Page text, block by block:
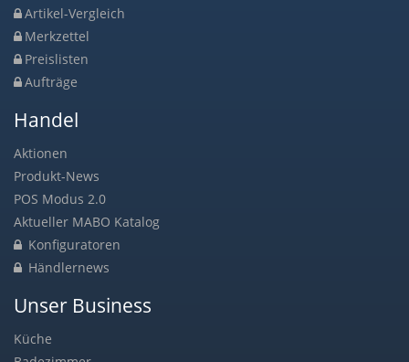
Artikel-Vergleich
Merkzettel
Preislisten
Aufträge
Handel
Aktionen
Produkt-News
POS Modus 2.0
Aktueller MABO Katalog
Konfiguratoren
Händlernews
Unser Business
Küche